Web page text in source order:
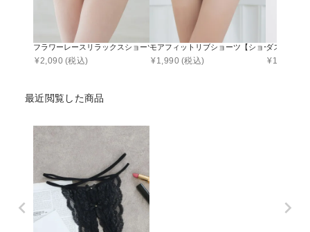
フラワーレースリラックスショーツ【ショーツ単品】
¥2,090 (税込)
モアフィットリブショーツ【ショーツ単品】
¥1,990 (税込)
ダスティフ
¥1,881
最近閲覧した商品